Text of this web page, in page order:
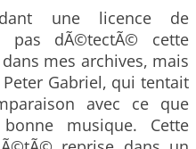
une licence de
pas dÃ©tectÃ© cette
mes archives, mais
Gabriel, qui tentait
avec ce que
musique. Cette